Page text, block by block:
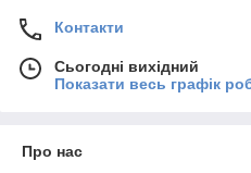
Контакти
Сьогодні вихідний
Показати весь графік
Про нас